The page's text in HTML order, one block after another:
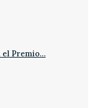
el Premio…